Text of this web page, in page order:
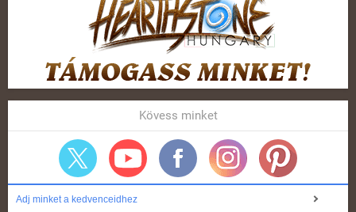
Kövess minket
Adj minket a kedvenceidhez